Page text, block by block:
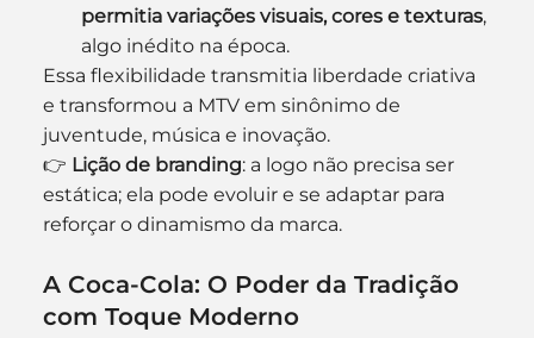
permitia variações visuais, cores e texturas,
algo inédito na época.
Essa flexibilidade transmitia liberdade criativa
e transformou a MTV em sinônimo de
juventude, música e inovação.
👉 Lição de branding: a logo não precisa ser
estática; ela pode evoluir e se adaptar para
reforçar o dinamismo da marca.
A Coca-Cola: O Poder da Tradição
com Toque Moderno